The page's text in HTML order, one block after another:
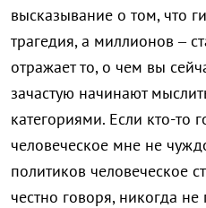
высказывание о том, что
трагедия, а миллионов –
отражает то, о чем вы
зачастую начинают
категориями. Если кто-то
человеческое мне не
политиков человеческое
честно говоря, никогда